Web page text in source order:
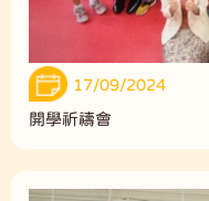
17/09/2024
開學祈禱會